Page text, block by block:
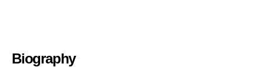
Biography